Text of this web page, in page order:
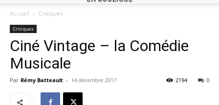
Accueil Critiques
Critiques
Ciné Vintage – la Comédie
Musicale
Par Rémy Batteault - 14 décembre 2017 0
2194